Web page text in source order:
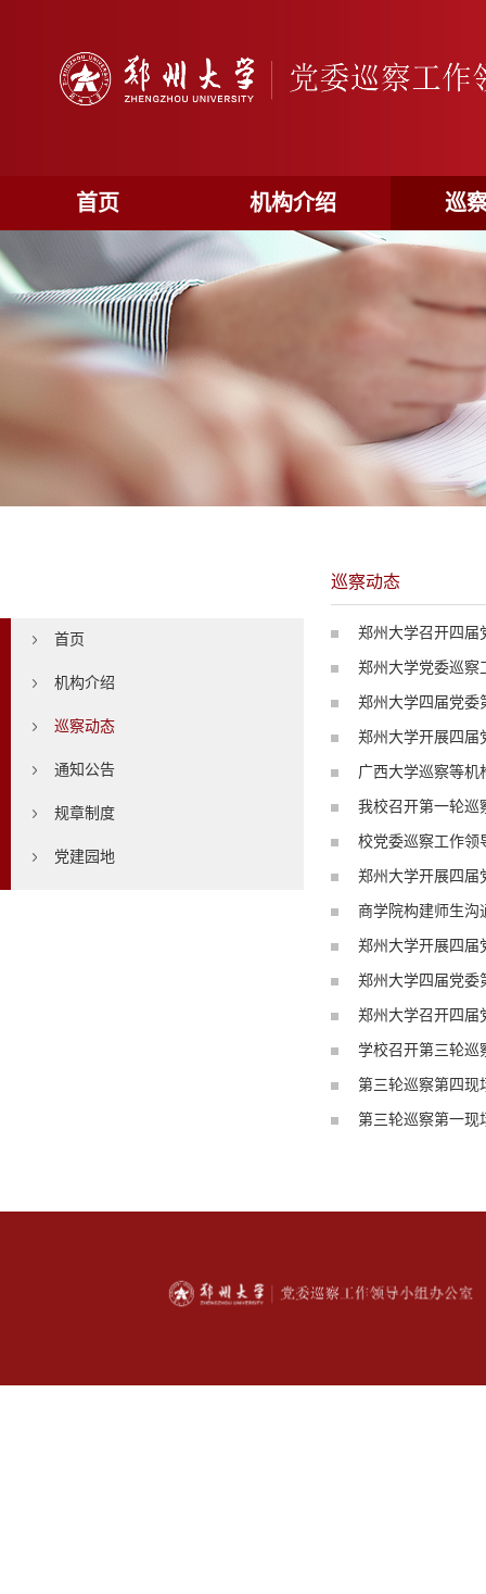
首页 机构介绍 巡
首页
机构介绍
巡察动态
通知公告
规章制度
党建园地
巡察动态
郑州大学召开四届
郑州大学党委巡察
郑州大学四届党委
郑州大学开展四届
广西大学巡察等机
我校召开第一轮巡
校党委巡察工作领
郑州大学开展四届
商学院构建师生
郑州大学开展四届
郑州大学四届党委
郑州大学召开四届
学校召开第三轮巡
第三轮巡察第四现
第三轮巡察第一现